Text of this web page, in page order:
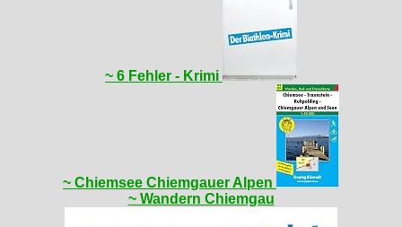
~ 6 Fehler - Krimi
~ Chiemsee Chiemgauer Alpen
~ Wandern Chiemgau